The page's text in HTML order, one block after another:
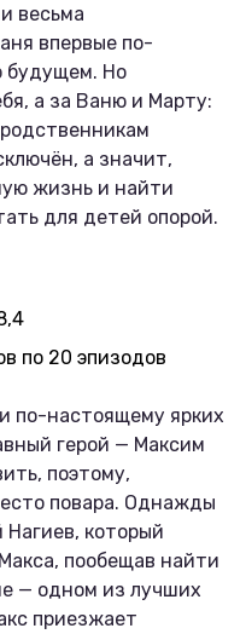
весьма
впервые по-
будущем. Но
а за Ваню и Марту:
а значит,
жизнь и найти
для детей опорой.
по 20 эпизодов
по-настоящему ярких
герой — Максим
поэтому,
повара. Однажды
Нагиев, который
пообещав найти
— одном из лучших
приезжает